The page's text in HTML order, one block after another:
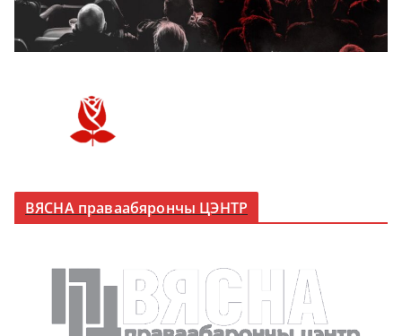
ВЯСНА праваабярончы ЦЭНТР